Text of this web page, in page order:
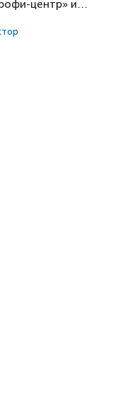
центр» и…